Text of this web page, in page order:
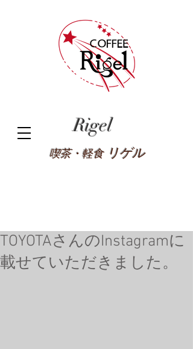
喫茶・軽食リゲル
Rigel
TOYOTAさんのInstagramに
載せていただきました。